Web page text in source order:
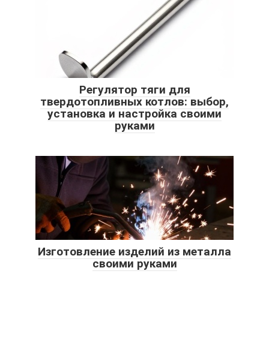
Регулятор тяги для
твердотопливных котлов: выбор,
установка и настройка своими
руками
Изготовление изделий из металла
своими руками